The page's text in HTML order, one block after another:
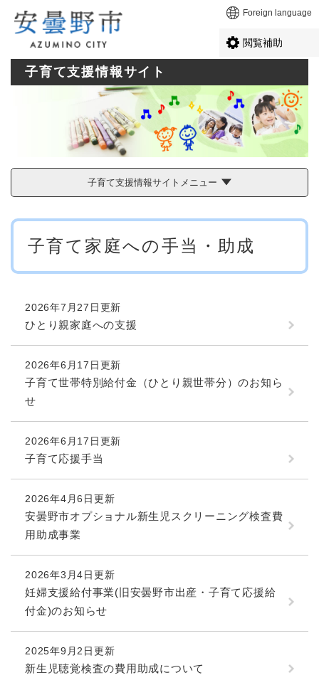
メニューを飛ばして本文へ Foreign language
閲覧補助
子育て支援情報サイト
子育て支援情報サイトメニュー
本
子育て家庭への手当・助成
2026年7月27日更新
ひとり親家庭への支援
2026年6月17日更新
子育て世帯特別給付金（ひとり親世帯分）のお知ら
せ
2026年6月17日更新
子育て応援手当
2026年4月6日更新
安曇野市オプショナル新生児スクリーニング検査費
用助成事業
2026年3月4日更新
妊婦支援給付事業(旧安曇野市出産・子育て応援給
付金)のお知らせ
2025年9月2日更新
新生児聴覚検査の費用助成について